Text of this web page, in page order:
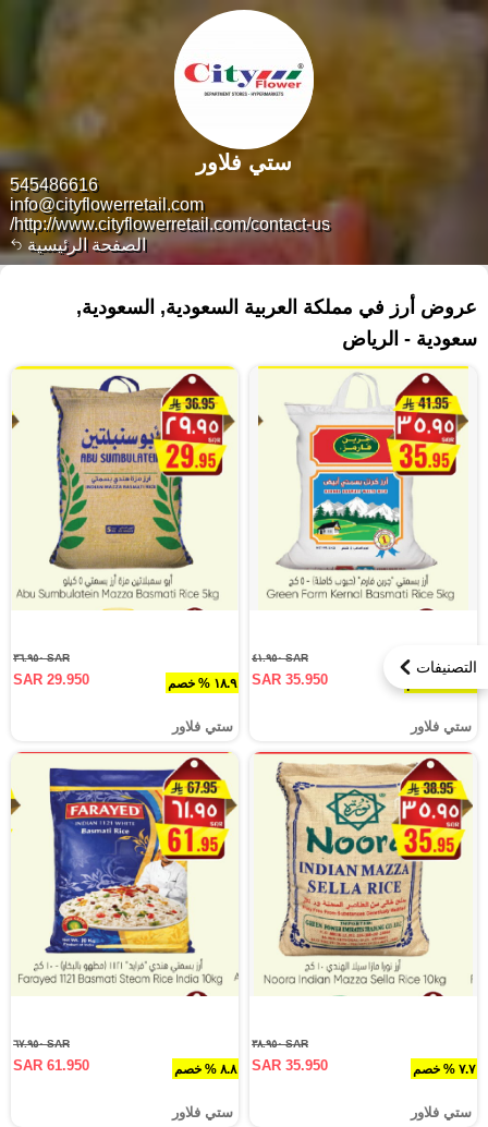
الصفحة الرئيسية
545486616
info@cityflowerretail.com
http://www.cityflowerretail.com/contact-us/
ستي فلاور
التصنيفات
عروض أرز في مملكة العربية السعودية, السعودية,
سعودية - الرياض
SAR ٤١.٩٥٠
SAR 35.950
ستي فلاور
١٨.٩ % خصم
SAR ٣٦.٩٥٠
SAR 29.950
ستي فلاور
٧.٧ % خصم
SAR ٣٨.٩٥٠
SAR 35.950
ستي فلاور
٨.٨ % خصم
SAR ٦٧.٩٥٠
SAR 61.950
ستي فلاور